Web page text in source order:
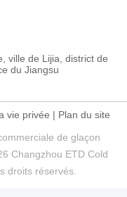
ville de Lijia, district de
du Jiangsu
vie privée | Plan du site
de glaçon
Changzhou ETD Cold
droits réservés.